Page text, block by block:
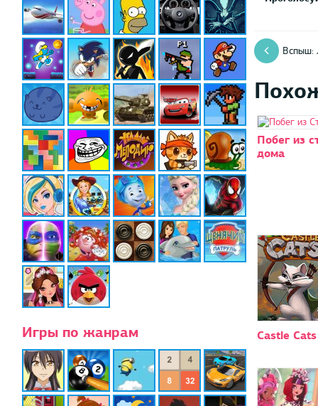
Игры по жанрам
Вспыш:
Побег из
дома
Castle Cats